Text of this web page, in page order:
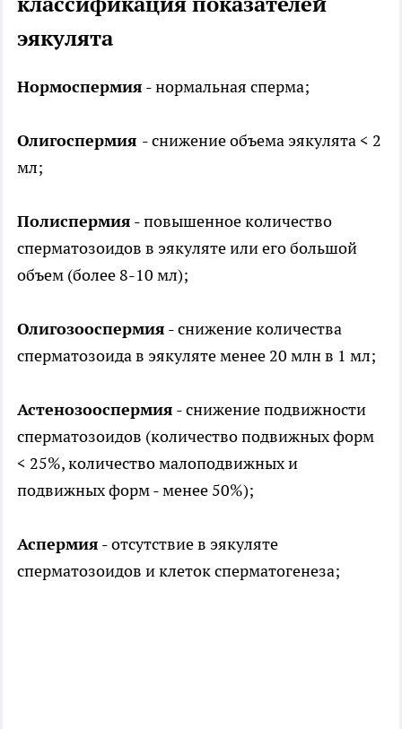
эякулята
Нормоспермия - нормальная сперма;
Олигоспермия - снижение объема эякулята < 2
мл;
Полиспермия - повышенное количество
сперматозоидов в эякуляте или его большой
объем (более 8-10 мл);
Олигозооспермия - снижение количества
сперматозоида в эякуляте менее 20 млн в 1 мл;
Астенозооспермия - снижение подвижности
сперматозоидов (количество подвижных форм
< 25%, количество малоподвижных и
подвижных форм - менее 50%);
Аспермия - отсутствие в эякуляте
сперматозоидов и клеток сперматогенеза;